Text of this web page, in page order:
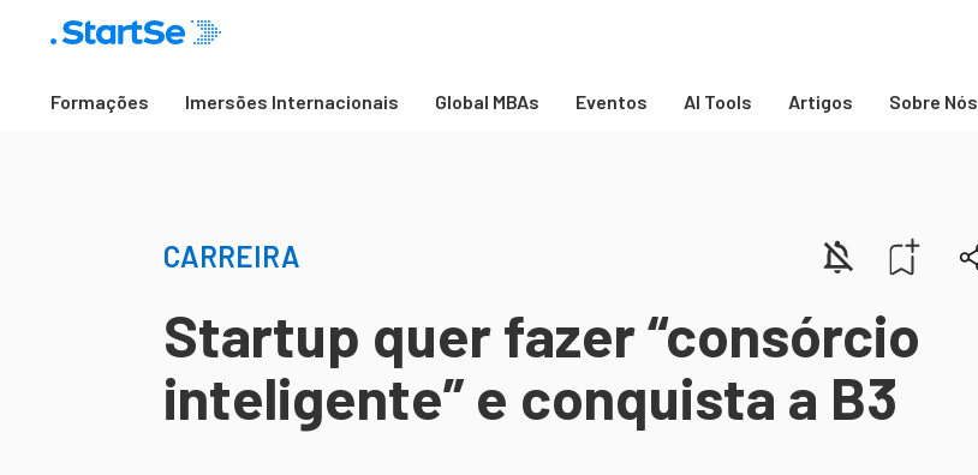
Formações Imersões Internacionais Global MBAs Eventos AI Tools Artigos Sobre Nós
CARREIRA
Startup quer fazer “consórcio
inteligente” e conquista a B3